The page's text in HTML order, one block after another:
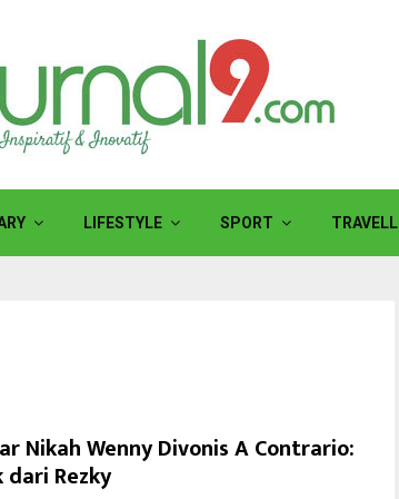
LIFESTYLE SPORT
Nikah Wenny Divonis A Contrario:
Rezky